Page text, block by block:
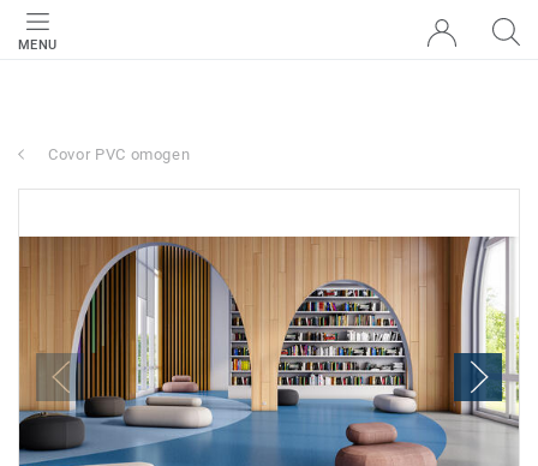
MENU
Covor PVC omogen